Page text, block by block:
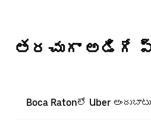
తరచుగా అడిగే
Boca Ratonలో Uber